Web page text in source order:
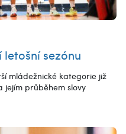
sezónu
mládežnické kategorie již
jejím průběhem slovy